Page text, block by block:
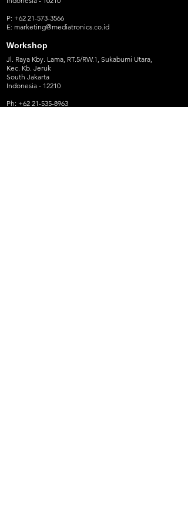
P: +62 21-573-3566
E: marketing@mediatronics.co.id
Workshop
Jl. Raya Kby. Lama, RT.5/RW.1, Sukabumi Utara,
Kec. Kb. Jeruk
South Jakarta
Indonesia - 12210
Ph: +62 21-535-8963